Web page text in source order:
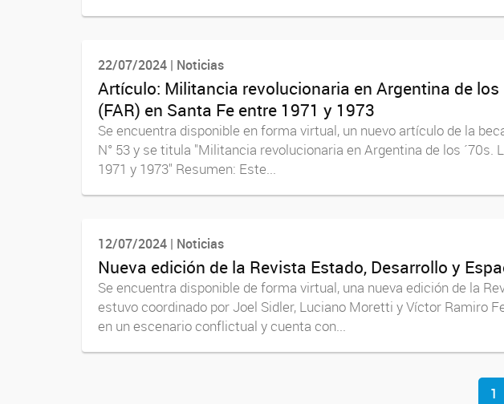
22/07/2024 | Noticias
Artículo: Militancia revolucionaria en Argentina de
(FAR) en Santa Fe entre 1971 y 1973
Se encuentra disponible en forma virtual, un nuevo artículo de la
N° 53 y se titula "Militancia revolucionaria en Argentina de los
1971 y 1973" Resumen: Este...
12/07/2024 | Noticias
Nueva edición de la Revista Estado, Desarrollo y
Se encuentra disponible de forma virtual, una nueva edición de la
estuvo coordinado por Joel Sidler, Luciano Moretti y Víctor Ramiro
en un escenario conflictual y cuenta con...
1